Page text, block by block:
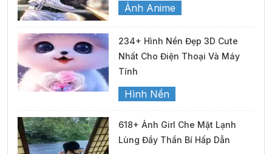
Ảnh Anime
234+ Hình Nền Đẹp 3D Cute
Nhất Cho Điện Thoại Và Máy
Tính
Hình Nền
618+ Ảnh Girl Che Mặt Lạnh
Lùng Đầy Thần Bí Hấp Dẫn